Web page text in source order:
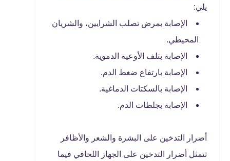
يلي:
الإصابة بمرض تصلب الشرايين، والشريان
المحيطي.
الإصابة بتلف الأوعية الدموية.
الإصابة بارتفاع ضغط الدم.
الإصابة بالسكتات الدماغية.
الإصابة بجلطات الدم.
أضرار التدخين على البشرة والشعر والأظافر
تتمثل أضرار التدخين على الجهاز اللحافي فيما